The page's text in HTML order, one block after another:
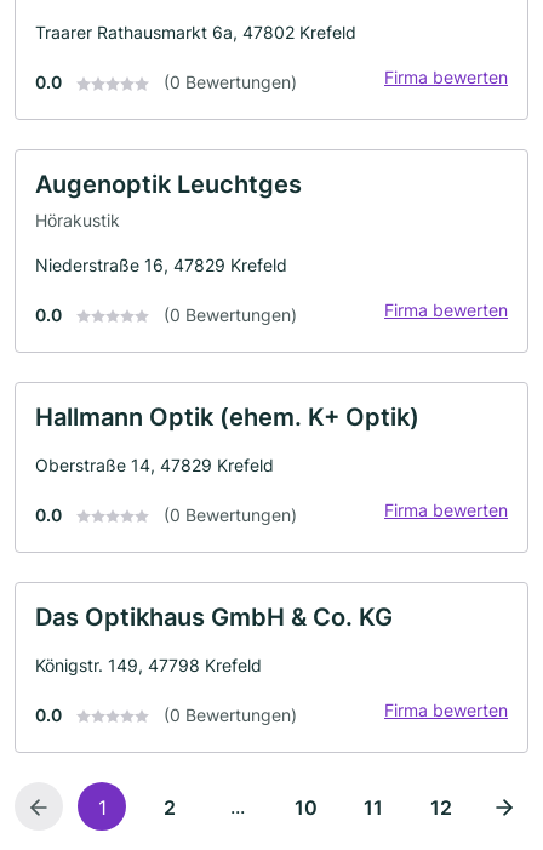
Traarer Rathausmarkt 6a, 47802 Krefeld
0.0 (0 Bewertungen) Firma bewerten
Augenoptik Leuchtges
Hörakustik
Niederstraße 16, 47829 Krefeld
0.0 (0 Bewertungen) Firma bewerten
Hallmann Optik (ehem. K+ Optik)
Oberstraße 14, 47829 Krefeld
0.0 (0 Bewertungen) Firma bewerten
Das Optikhaus GmbH & Co. KG
Königstr. 149, 47798 Krefeld
0.0 (0 Bewertungen) Firma bewerten
1 2 ... 10 11 12